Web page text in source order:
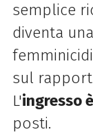
semplice
diventa
sul
L'ingresso
posti.